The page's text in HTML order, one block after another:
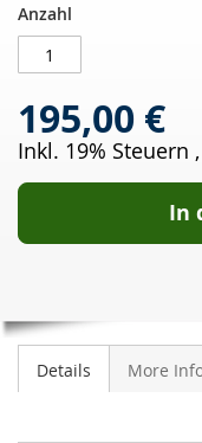
Katalysator
VW
Bora
1.6
16v
(1J6)
AUF
LAGER
Anzahl
195,00 €
Inkl. 19% Steuern ,
In
Details More